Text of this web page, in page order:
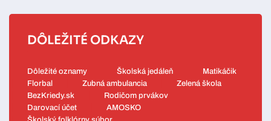
DÔLEŽITÉ ODKAZY
Dôležité oznamy Školská jedáleň
Matikáčik
Florbal
Zubná ambulancia
Zelená škola
BezKriedy.sk
Rodičom prvákov
Darovací účet
AMOSKO